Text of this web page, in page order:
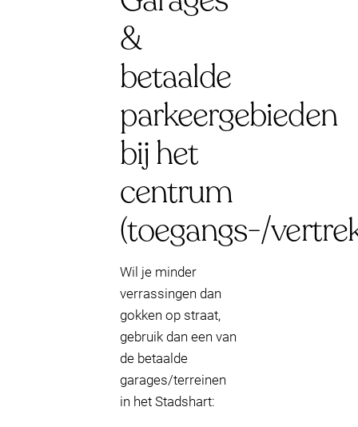
&
betaalde
parkeergebieden
bij het
centrum
(toegangs-/
Wil je minder
verrassingen dan
gokken op straat,
gebruik dan een van
de betaalde
garages/terreinen
in het Stadshart: